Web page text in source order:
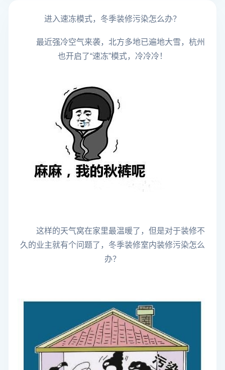
进入速冻模式，冬季装修污染怎么办？
最近强冷空气来袭，北方多地已遍地大雪，杭州
也开启了“速冻”模式，冷冷冷！
这样的天气窝在家里最温暖了，但是对于装修不
久的业主就有个问题了，冬季装修室内装修污染怎么
办？